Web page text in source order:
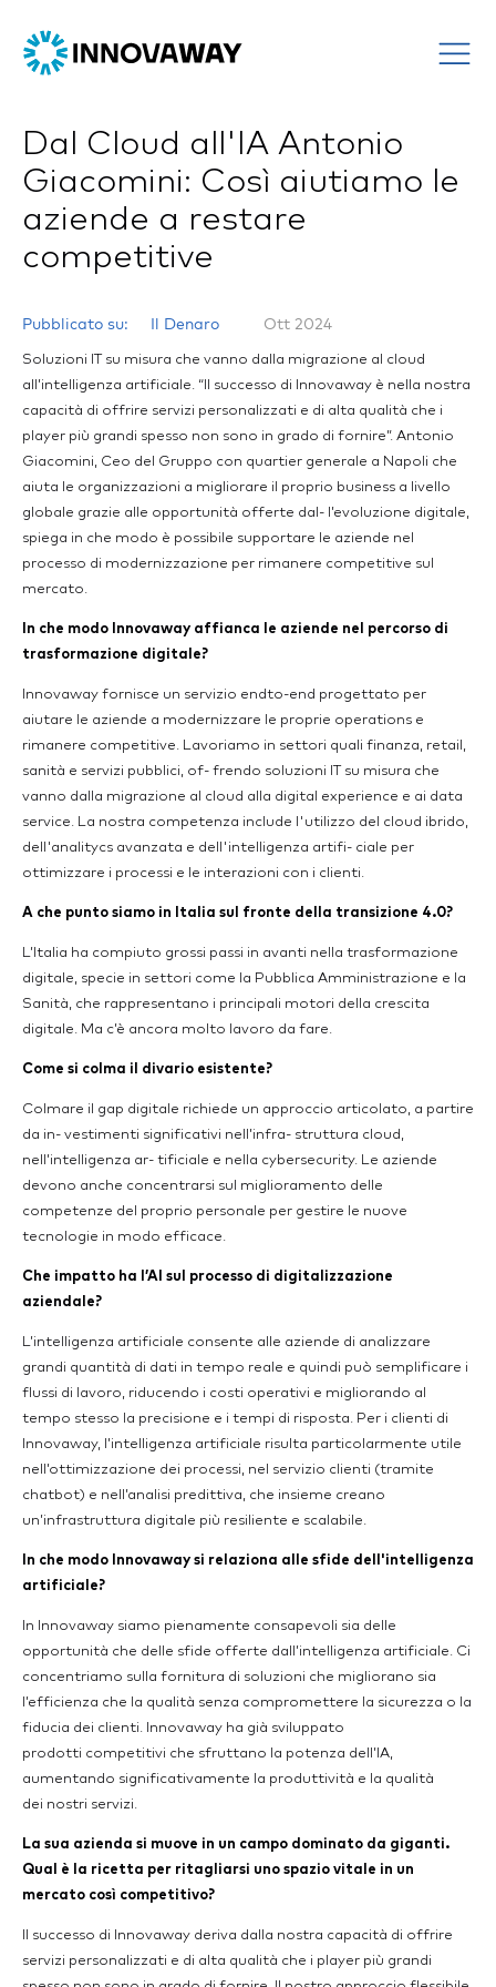
Dal Cloud all'IA Antonio
Giacomini: Così aiutiamo le
aziende a restare
competitive
Pubblicato su: Il Denaro Ott 2024
Soluzioni IT su misura che vanno dalla migrazione al cloud
all’intelligenza artificiale. “Il successo di Innovaway è nella nostra
capacità di offrire servizi personalizzati e di alta qualità che i
player più grandi spesso non sono in grado di fornire”. Antonio
Giacomini, Ceo del Gruppo con quartier generale a Napoli che
aiuta le organizzazioni a migliorare il proprio business a livello
globale grazie alle opportunità offerte dal- l’evoluzione digitale,
spiega in che modo è possibile supportare le aziende nel
processo di modernizzazione per rimanere competitive sul
mercato.
In che modo Innovaway affianca le aziende nel percorso di
trasformazione digitale?
Innovaway fornisce un servizio endto-end progettato per
aiutare le aziende a modernizzare le proprie operations e
rimanere competitive. Lavoriamo in settori quali finanza, retail,
sanità e servizi pubblici, of- frendo soluzioni IT su misura che
vanno dalla migrazione al cloud alla digital experience e ai data
service. La nostra competenza include l'utilizzo del cloud ibrido,
dell'analitycs avanzata e dell'intelligenza artifi- ciale per
ottimizzare i processi e le interazioni con i clienti.
A che punto siamo in Italia sul fronte della transizione 4.0?
L’Italia ha compiuto grossi passi in avanti nella trasformazione
digitale, specie in settori come la Pubblica Amministrazione e la
Sanità, che rappresentano i principali motori della crescita
digitale. Ma c’è ancora molto lavoro da fare.
Come si colma il divario esistente?
Colmare il gap digitale richiede un approccio articolato, a partire
da in- vestimenti significativi nell’infra- struttura cloud,
nell’intelligenza ar- tificiale e nella cybersecurity. Le aziende
devono anche concentrarsi sul miglioramento delle
competenze del proprio personale per gestire le nuove
tecnologie in modo efficace.
Che impatto ha l’AI sul processo di digitalizzazione
aziendale?
L’intelligenza artificiale consente alle aziende di analizzare
grandi quantità di dati in tempo reale e quindi può semplificare i
flussi di lavoro, riducendo i costi operativi e migliorando al
tempo stesso la precisione e i tempi di risposta. Per i clienti di
Innovaway, l’intelligenza artificiale risulta particolarmente utile
nell’ottimizzazione dei processi, nel servizio clienti (tramite
chatbot) e nell’analisi predittiva, che insieme creano
un’infrastruttura digitale più resiliente e scalabile.
In che modo Innovaway si relaziona alle sfide dell'intelligenza
artificiale?
In Innovaway siamo pienamente consapevoli sia delle
opportunità che delle sfide offerte dall’intelligenza artificiale. Ci
concentriamo sulla fornitura di soluzioni che migliorano sia
l’efficienza che la qualità senza compromettere la sicurezza o la
fiducia dei clienti. Innovaway ha già sviluppato
prodotti competitivi che sfruttano la potenza dell’IA,
aumentando significativamente la produttività e la qualità
dei nostri servizi.
La sua azienda si muove in un campo dominato da giganti.
Qual è la ricetta per ritagliarsi uno spazio vitale in un
mercato così competitivo?
Il successo di Innovaway deriva dalla nostra capacità di offrire
servizi personalizzati e di alta qualità che i player più grandi